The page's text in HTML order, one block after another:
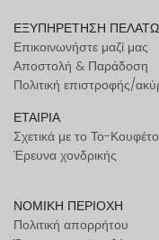
ΕΞΥΠΗΡΕΤΗΣΗ
Επικοινωνήστε μαζί μας
Αποστολή & Παράδοση
Πολιτική επιστροφής/
ΕΤΑΙΡΙΑ
Σχετικά με το Το-Κουφέτο
Έρευνα χονδρικής
ΝΟΜΙΚΗ ΠΕΡΙΟΧΗ
Πολιτική απορρήτου